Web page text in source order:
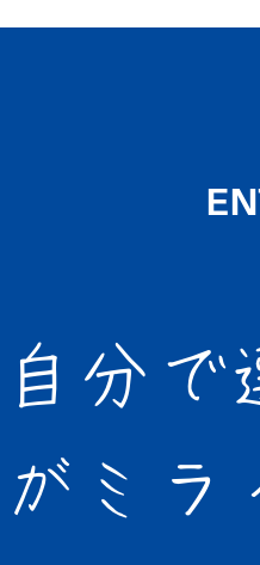
自分で
が ミラ